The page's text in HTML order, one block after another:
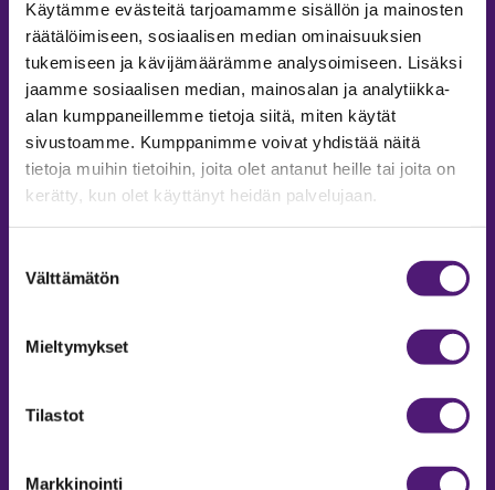
Käytämme evästeitä tarjoamamme sisällön ja mainosten
räätälöimiseen, sosiaalisen median ominaisuuksien
tukemiseen ja kävijämäärämme analysoimiseen. Lisäksi
jaamme sosiaalisen median, mainosalan ja analytiikka-
alan kumppaneillemme tietoja siitä, miten käytät
sivustoamme. Kumppanimme voivat yhdistää näitä
tietoja muihin tietoihin, joita olet antanut heille tai joita on
kerätty, kun olet käyttänyt heidän palvelujaan.
valinta
Välttämätön
Mieltymykset
Tilastot
Markkinointi
MAJOITUS
Tiedustelut & Varaukset